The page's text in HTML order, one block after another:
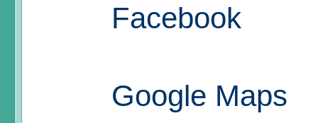
Facebook
Google Maps